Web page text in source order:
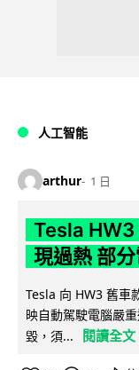
人工智能
arthur 1 日
Tesla HW3
現過熱 部
Tesla 向 HW3 舊車
映自動駕駛電腦嚴
毀，須...
閱讀全文